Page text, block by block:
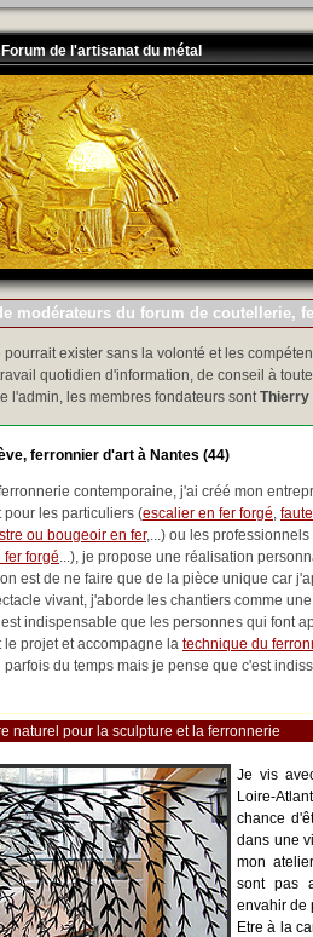
Forum de l'artisanat du métal
modérateurs du forum de coutellerie,
pourrait exister sans la volonté et les
quotidien d'information, de conseil à
l'admin, les membres fondateurs sontThierry
ferronnier d'art à Nantes (44)
contemporaine, j'ai créé mon
pour les particuliers (escalier en fer forgé,
ou bougeoir en fer,...) ou les
forgé...), je propose une réalisation
est de ne faire que de la pièce unique car
vivant, j'aborde les chantiers comme
indispensable que les personnes qui font
le projet et accompagne la technique du
parfois du temps mais je pense que c'est
naturel pour la sculpture et la ferronnerie
Je vis
Loire-
chance
dans une
mon
sont pas
envahir de
Etre à la